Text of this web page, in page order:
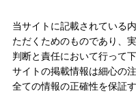
当サイトに記載されている
ただくためのものであり、
判断と責任において行って
サイトの掲載情報は細心の
全ての情報の正確性を保証